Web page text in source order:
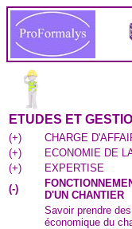
ETUDES ET
(+)
CHARGE
(+)
ECONOMIE DE
(+)
EXPERTISE
(-)
D'UN CHANTIER
Savoir prendre
économique du